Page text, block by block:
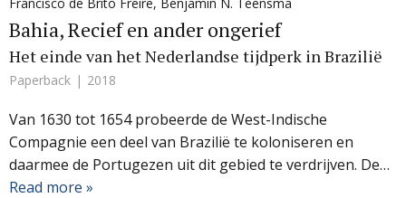
Francisco de Brito Freire, Benjamin N. Teensma
Bahia, Recief en ander ongerief
Het einde van het Nederlandse tijdperk in Brazilië
Paperback 2018
Van 1630 tot 1654 probeerde de West-Indische
Compagnie een deel van Brazilië te koloniseren en
daarmee de Portugezen uit dit gebied te verdrijven. De…
Read more »